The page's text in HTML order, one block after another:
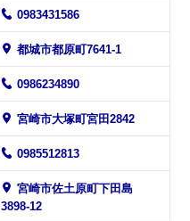
0983431586
都城市都原町7641-1
0986234890
宮崎市大塚町宮田2842
0985512813
宮崎市佐土原町下田島
3898-12